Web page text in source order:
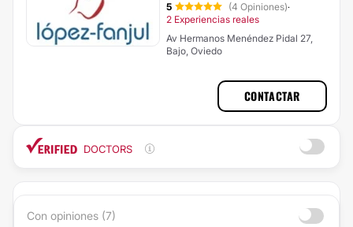
5 (4 Opiniones)·
2 Experiencias reales
Av Hermanos Menéndez Pidal 27,
Bajo, Oviedo
CONTACTAR
DOCTORS
Con opiniones (7)